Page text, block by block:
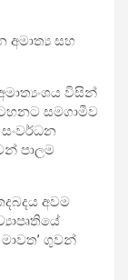
අමාත්‍ය සහ
විසින්
සමගාමීව
සංවර්ධන
පාලම
අවම
ගුවන්